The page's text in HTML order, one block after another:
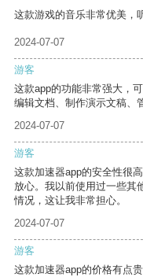
这款游戏的音乐非常优美，
2024-07-07
游客
这款app的功能非常强大，
编辑文档、制作演示文稿、
2024-07-07
游客
这款加速器app的安全性很
放心。我以前使用过一些其
情况，这让我非常担心。
2024-07-07
游客
这款加速器app的价格有点